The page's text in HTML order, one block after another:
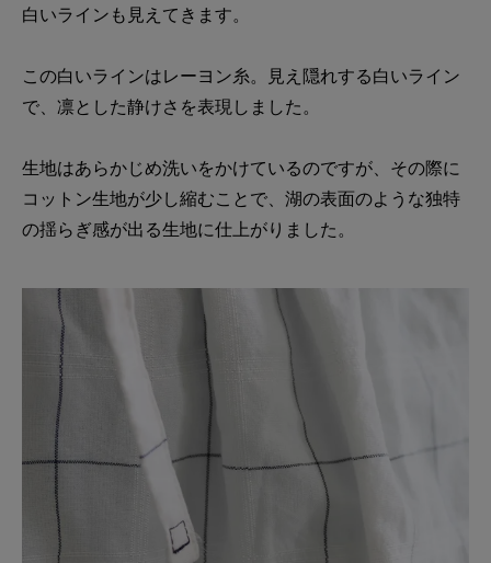
白いラインも見えてきます。
この白いラインはレーヨン糸。見え隠れする白いライン
で、凛とした静けさを表現しました。
生地はあらかじめ洗いをかけているのですが、その際に
コットン生地が少し縮むことで、湖の表面のような独特
の揺らぎ感が出る生地に仕上がりました。